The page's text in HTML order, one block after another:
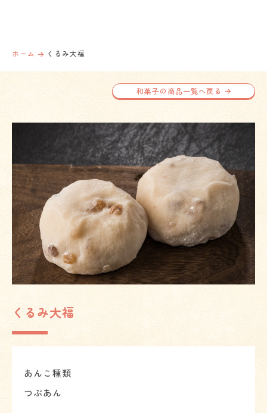
ホーム くるみ大福
和菓子の商品一覧へ戻る
くるみ大福
あんこ種類
つぶあん